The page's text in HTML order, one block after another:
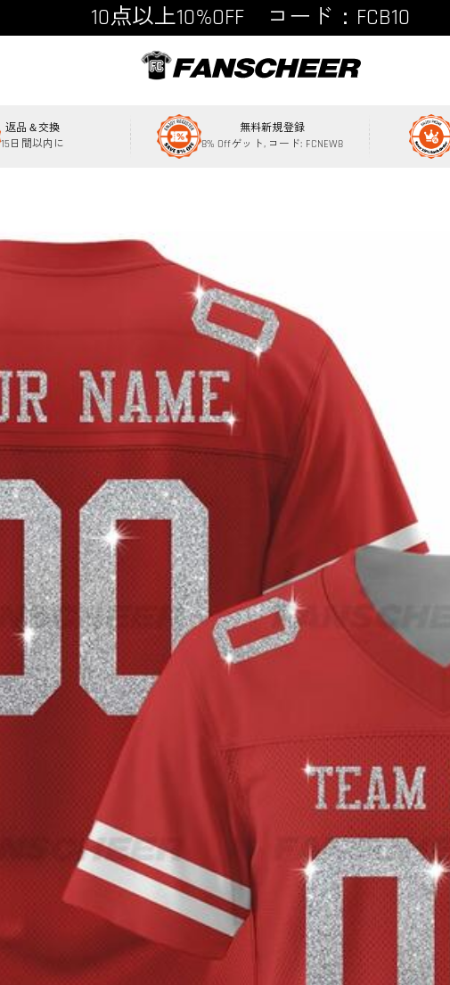
15点以上15%OFF コード：FCB15
返品＆交換
15日間以内に
無料新規登録
8% Offゲット, コード: FCNEW8